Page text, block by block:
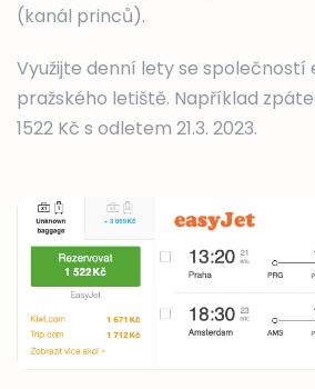
(kanál princů).
Využijte denní lety se společností
pražského letiště. Například
1522 Kč s odletem 21.3. 2023.